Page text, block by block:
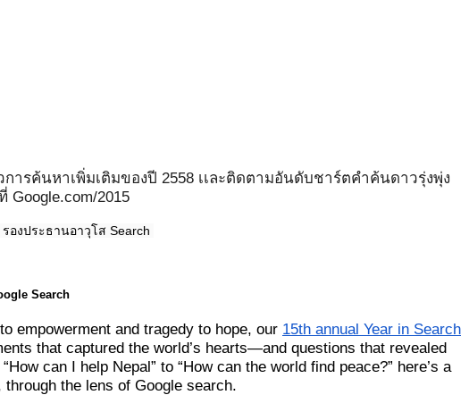
การค้นหาเพิ่มเติมของปี 2558 เเละติดตามอันดับชาร์ตคำค้นดาวรุ่งพุ่ง
Google.com/2015
องประธานอาวุโส Search
Search
empowerment and tragedy to hope, our 15th annual Year in Search
that captured the world’s hearts—and questions that revealed
can I help Nepal” to “How can the world find peace?” here’s a
through the lens of Google search.